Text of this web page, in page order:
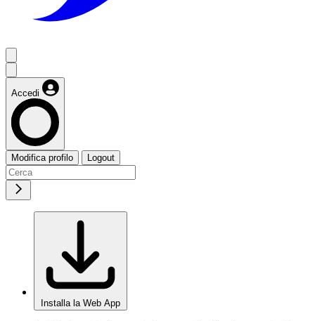
Accedi
Modifica profilo Logout
Installa la Web App